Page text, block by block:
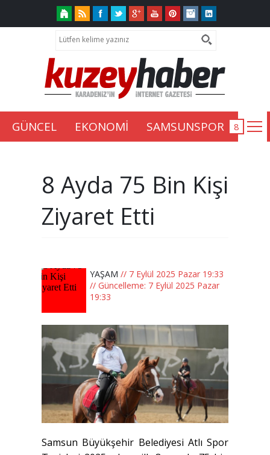
GÜNCEL EKONOMİ SAMSUNSPOR
8 Ayda 75 Bin Kişi
Ziyaret Etti
YAŞAM // 7 Eylül 2025 Pazar 19:33
// Güncelleme: 7 Eylül 2025 Pazar
19:33
Samsun Büyükşehir Belediyesi Atlı Spor